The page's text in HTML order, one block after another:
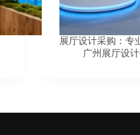
展厅设计采购：
广州展厅设计